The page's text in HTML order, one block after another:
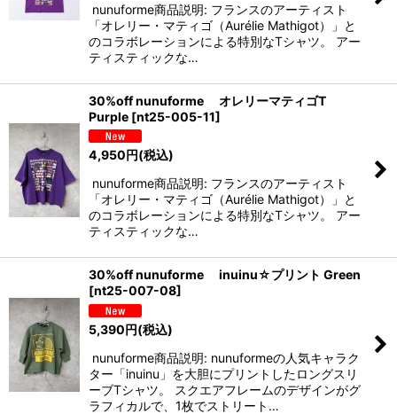
nunuforme商品説明: フランスのアーティスト
「オレリー・マティゴ（Aurélie Mathigot）」と
のコラボレーションによる特別なTシャツ。 アー
ティスティックな…
30%off nunuforme オレリーマティゴT
Purple [nt25-005-11]
4,950円(税込)
nunuforme商品説明: フランスのアーティスト
「オレリー・マティゴ（Aurélie Mathigot）」と
のコラボレーションによる特別なTシャツ。 アー
ティスティックな…
30%off nunuforme inuinu☆プリント Green
[nt25-007-08]
5,390円(税込)
nunuforme商品説明: nunuformeの人気キャラク
ター「inuinu」を大胆にプリントしたロングスリ
ーブTシャツ。 スクエアフレームのデザインがグ
ラフィカルで、1枚でストリート…